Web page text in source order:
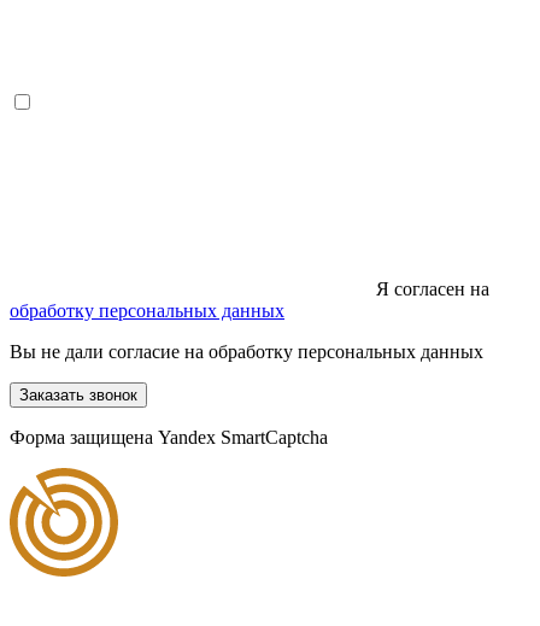
Я согласен на
обработку персональных данных
Вы не дали согласие на обработку персональных данных
Заказать звонок
Форма защищена Yandex SmartCaptcha